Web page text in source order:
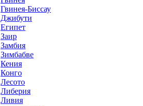
Гвинея-Биссау
Джибути
Египет
Заир
Замбия
Зимбабве
Кения
Конго
Лесото
Либерия
Ливия